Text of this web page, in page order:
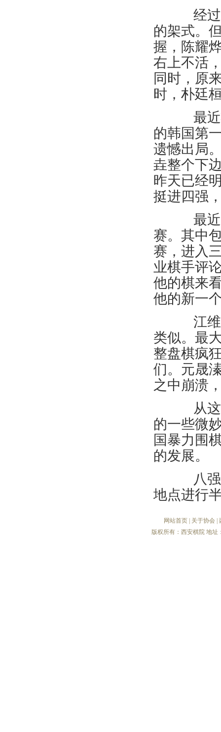
经过
的架式。
握，陈耀
右上不活
同时，原
时，朴廷
最近
的韩国第
遗憾出局
垚整个下
昨天已经
挺进四强
最近7
赛。其中
赛，进入
业棋手评
他的棋来
他的新一
江维
类似。最
整盘棋疯
们。元晟
之中崩溃
从这
的一些微
国暴力围
的发展。
八强
地点进行
网站首页 关于协会
版权所有：西安棋院 地址